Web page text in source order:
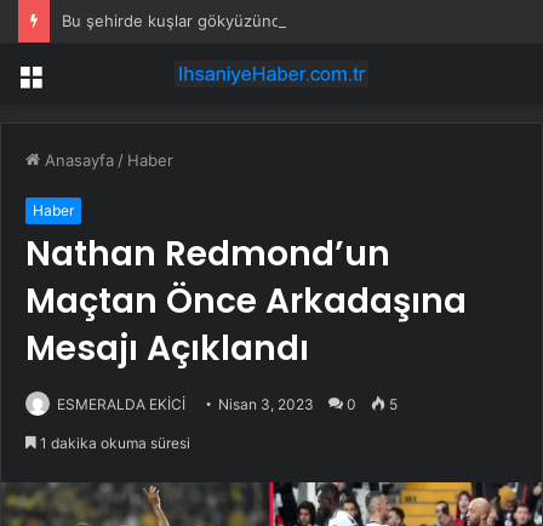
Bu şehirde kuşlar gökyüzünden patır patır düşüyor
Menü
Anasayfa / Haber
Haber
Nathan Redmond’un
Maçtan Önce Arkadaşına
Mesajı Açıklandı
ESMERALDA EKİCİ Nisan 3, 2023 0 5
1 dakika okuma süresi